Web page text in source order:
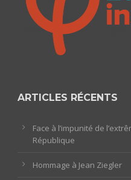
ARTICLES RÉCENTS
Face à l’impunité de
République
Hommage à Jean Ziegler